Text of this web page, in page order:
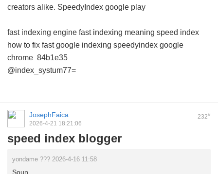
creators alike. SpeedyIndex google play
fast indexing engine fast indexing meaning speed index
how to fix fast google indexing speedyindex google
chrome 84b1e35
@index_systum77=
232#
JosephFaica
2026-4-21 18:21:06
speed index blogger
yondame ??? 2026-4-16 11:58
Soun